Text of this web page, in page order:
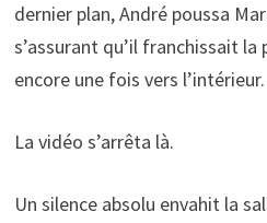
dernier plan, André poussa
s’assurant qu’il franchissait
encore une fois vers l’intérieur.
La vidéo s’arrêta là.
Un silence absolu envahit la